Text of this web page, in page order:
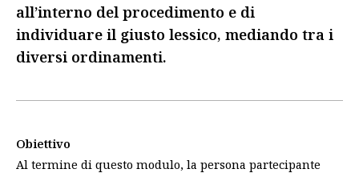
all’interno del procedimento e di
individuare il giusto lessico, mediando tra i
diversi ordinamenti.
Obiettivo
Al termine di questo modulo, la persona partecipante